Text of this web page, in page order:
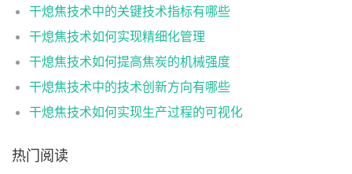
干熄焦技术中的关键技术指标有哪些
干熄焦技术如何实现精细化管理
干熄焦技术如何提高焦炭的机械强度
干熄焦技术中的技术创新方向有哪些
干熄焦技术如何实现生产过程的可视化
热门阅读